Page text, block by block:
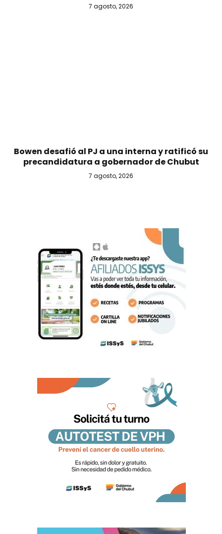
7 agosto, 2026
Bowen desafió al PJ a una interna y ratificó su
precandidatura a gobernador de Chubut
7 agosto, 2026